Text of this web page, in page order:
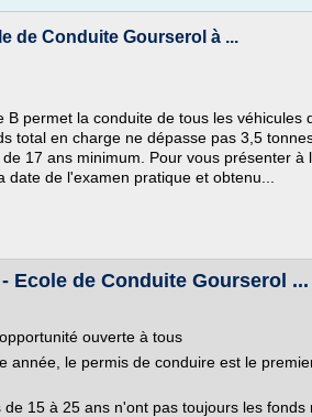
de Conduite Gourserol à ...
permet la conduite de tous les véhicules
total en charge ne dépasse pas 3,5
17 ans minimum. Pour vous présenter à
de l'examen pratique et obtenu...
Ecole de Conduite Gourserol ...
ouverte à tous
année, le permis de conduire est le
15 à 25 ans n'ont pas toujours les fonds